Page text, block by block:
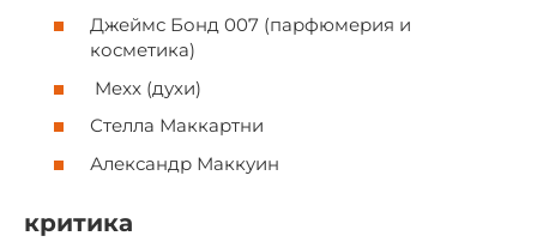
Джеймс Бонд 007 (парфюмерия и
косметика)
Mexx (духи)
Стелла Маккартни
Александр Маккуин
критика